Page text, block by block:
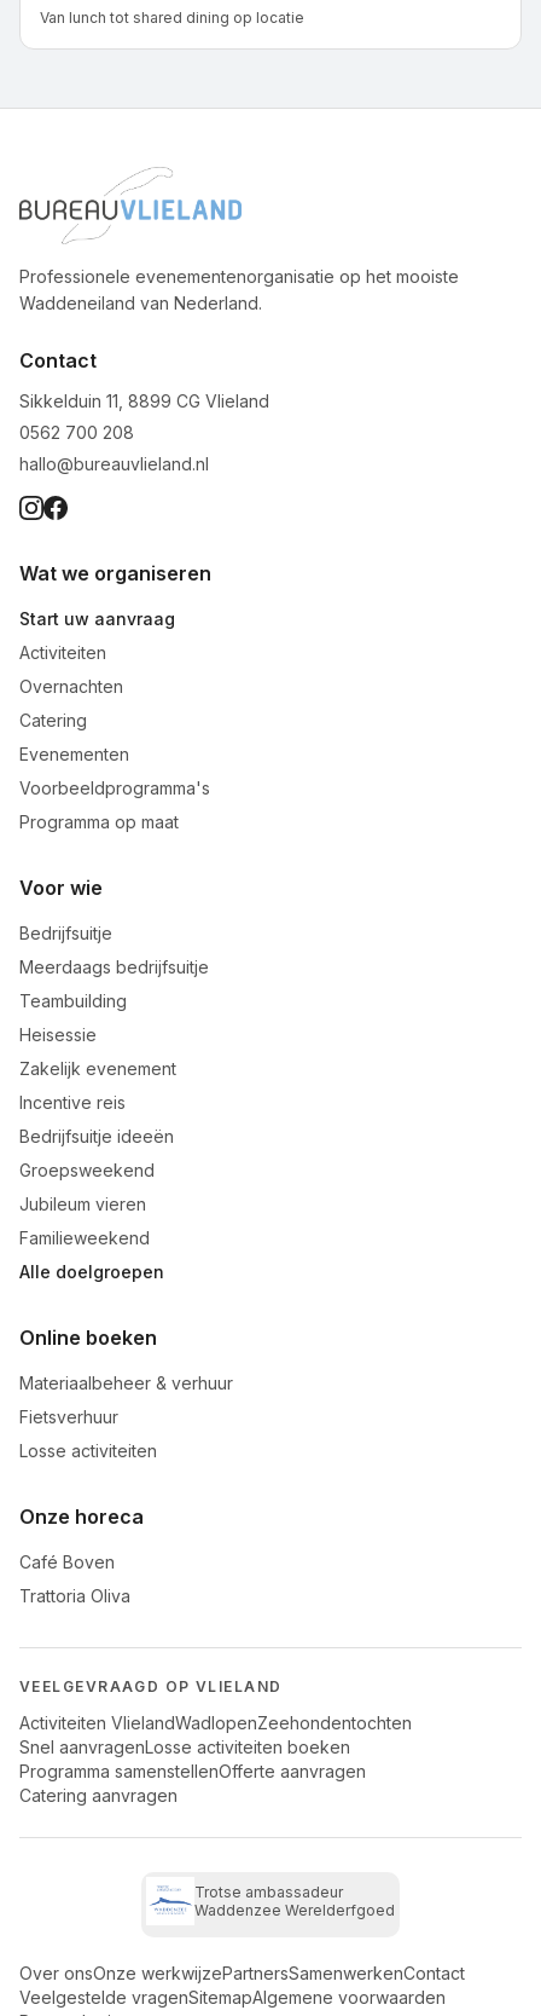
Van lunch tot shared dining op locatie
Professionele evenementenorganisatie op het mooiste
Waddeneiland van Nederland.
Contact
Sikkelduin 11, 8899 CG Vlieland
0562 700 208
hallo@bureauvlieland.nl
Wat we organiseren
Start uw aanvraag
Activiteiten
Overnachten
Catering
Evenementen
Voorbeeldprogramma's
Programma op maat
Voor wie
Bedrijfsuitje
Meerdaags bedrijfsuitje
Teambuilding
Heisessie
Zakelijk evenement
Incentive reis
Bedrijfsuitje ideeën
Groepsweekend
Jubileum vieren
Familieweekend
Alle doelgroepen
Online boeken
Materiaalbeheer & verhuur
Fietsverhuur
Losse activiteiten
Onze horeca
Café Boven
Trattoria Oliva
VEELGEVRAAGD OP VLIELAND
Activiteiten VlielandWadlopenZeehondentochten
Snel aanvragenLosse activiteiten boeken
Programma samenstellenOfferte aanvragen
Catering aanvragen
Trotse ambassadeur
Waddenzee Werelderfgoed
Over onsOnze werkwijzePartnersSamenwerkenContact
Veelgestelde vragenSitemapAlgemene voorwaarden